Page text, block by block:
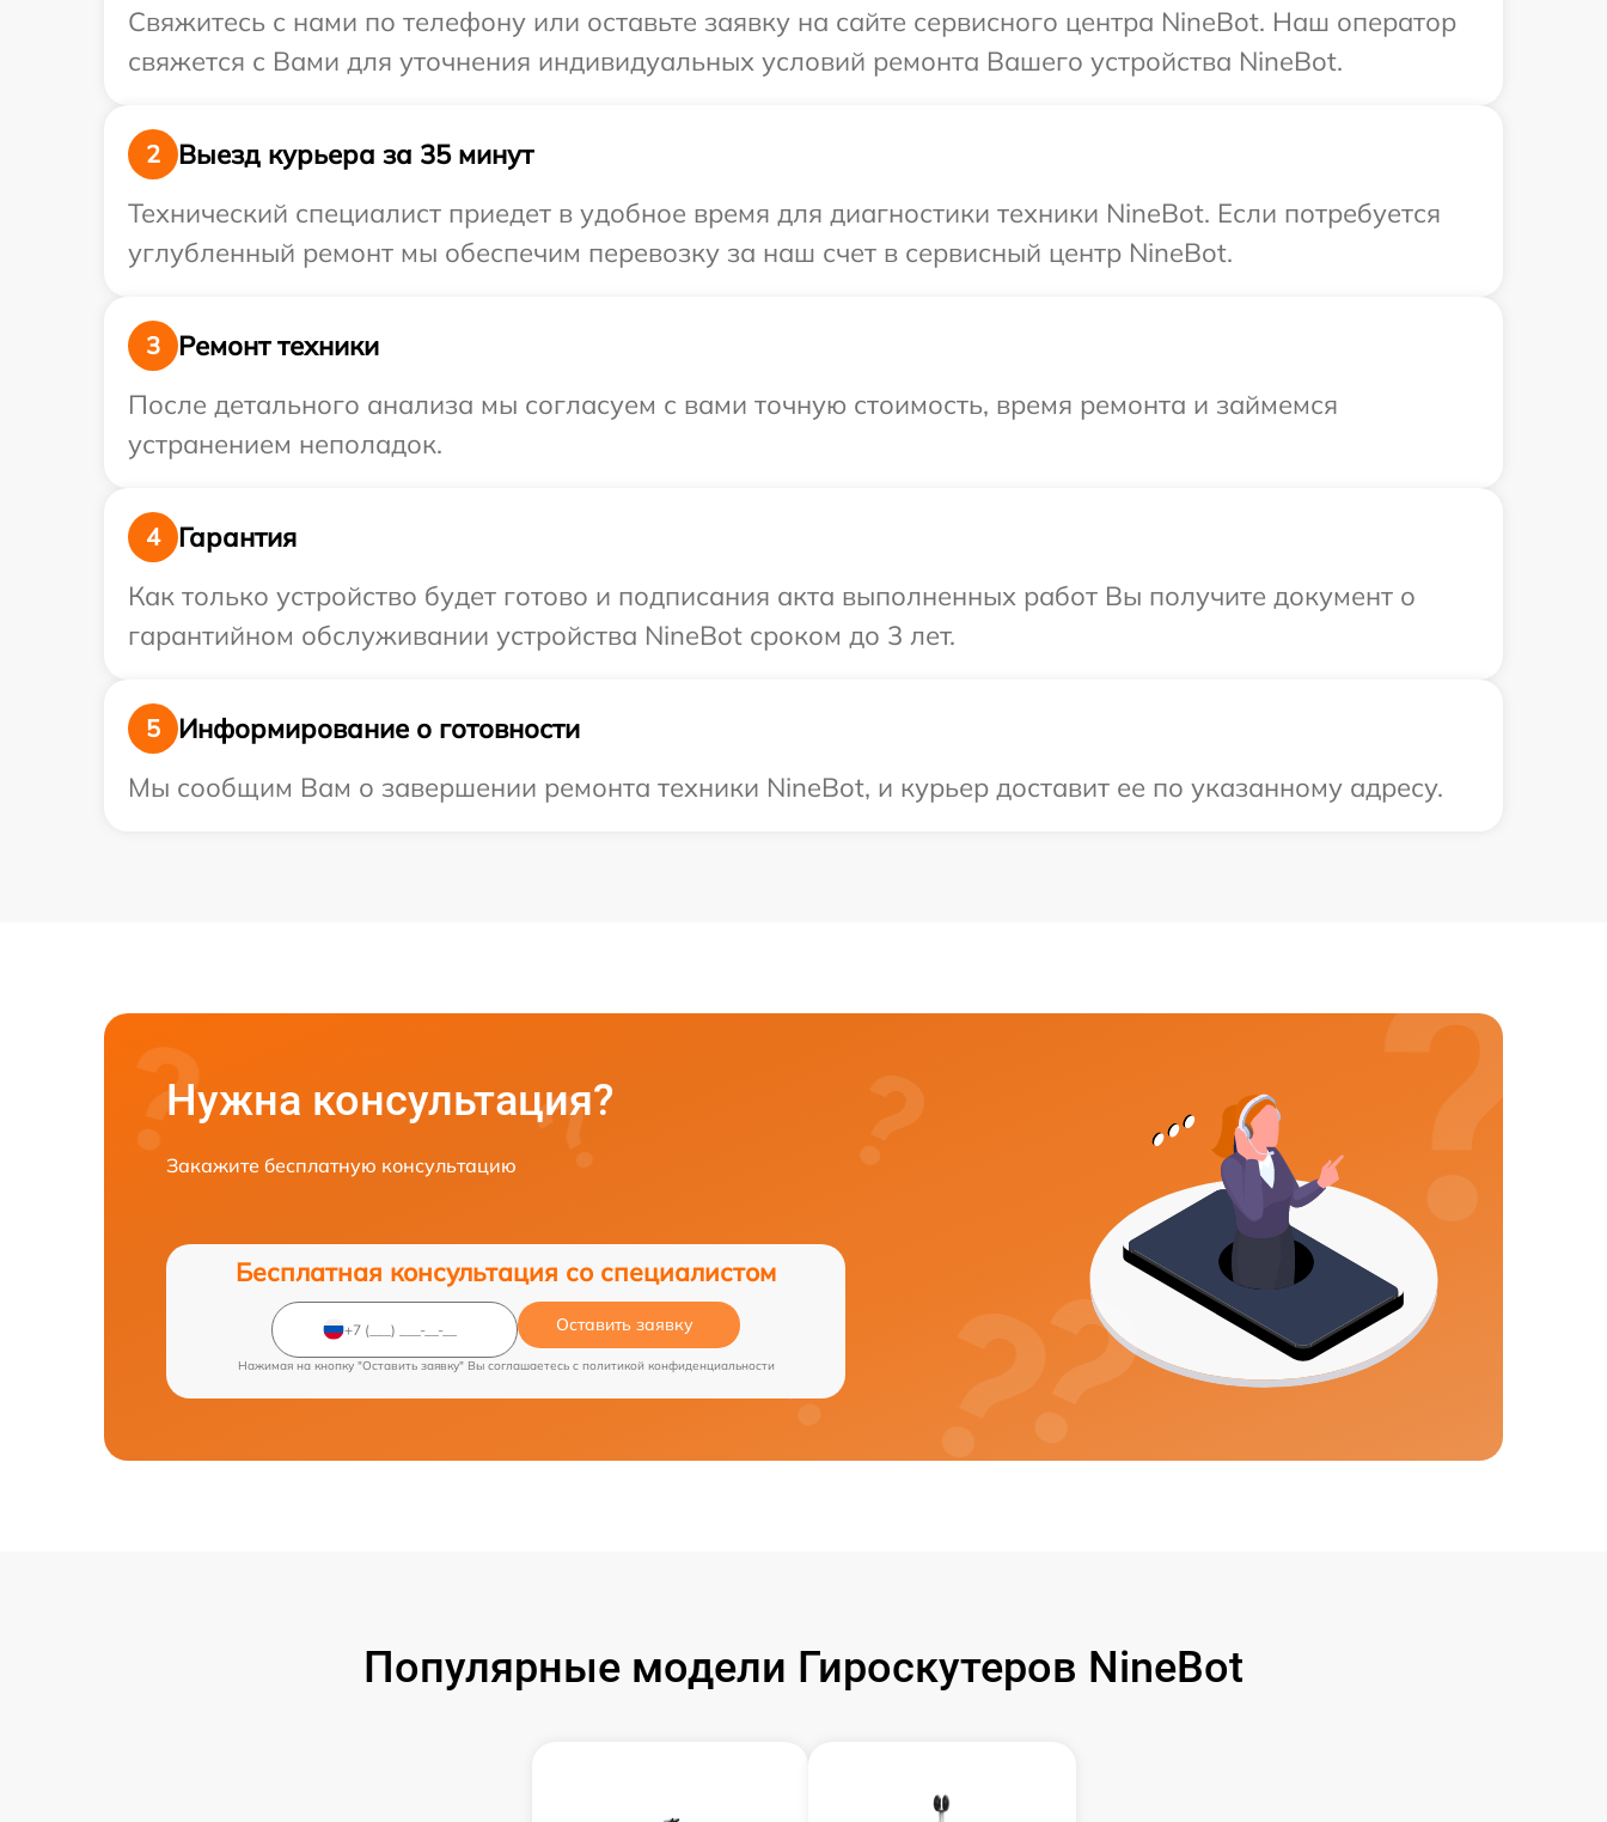
Свяжитесь с нами по телефону или оставьте заявку на сайте сервисного центра NineBot. Наш оператор
свяжется с Вами для уточнения индивидуальных условий ремонта Вашего устройства NineBot.
2
Выезд курьера за 35 минут
Технический специалист приедет в удобное время для диагностики техники NineBot. Если потребуется
углубленный ремонт мы обеспечим перевозку за наш счет в сервисный центр NineBot.
3
Ремонт техники
После детального анализа мы согласуем с вами точную стоимость, время ремонта и займемся
устранением неполадок.
4
Гарантия
Как только устройство будет готово и подписания акта выполненных работ Вы получите документ о
гарантийном обслуживании устройства NineBot сроком до 3 лет.
5
Информирование о готовности
Мы сообщим Вам о завершении ремонта техники NineBot, и курьер доставит ее по указанному адресу.
Нужна консультация?
Закажите бесплатную консультацию
Бесплатная консультация со специалистом
Оставить заявку
Нажимая на кнопку "Оставить заявку" Вы соглашаетесь c политикой конфиденциальности
Популярные модели Гироскутеров NineBot